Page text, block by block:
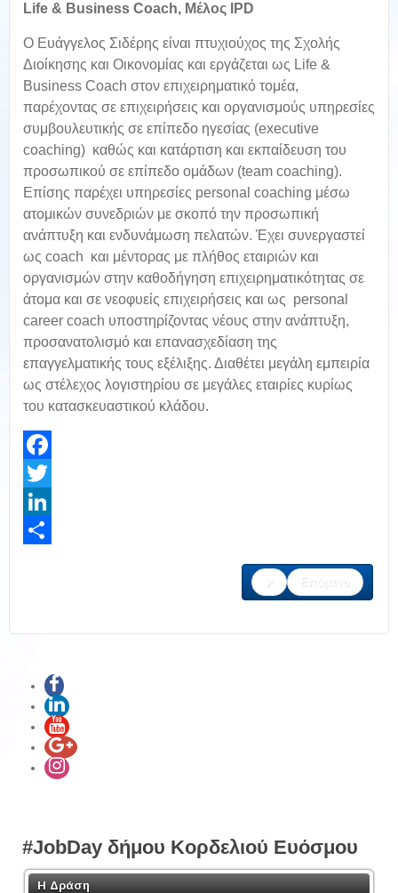
Life & Business Coach, Μέλος IPD
Ο Ευάγγελος Σιδέρης είναι πτυχιούχος της Σχολής
Διοίκησης και Οικονομίας και εργάζεται ως Life &
Business Coach στον επιχειρηματικό τομέα,
παρέχοντας σε επιχειρήσεις και οργανισμούς υπηρεσίες
συμβουλευτικής σε επίπεδο ηγεσίας (executive
coaching) καθώς και κατάρτιση και εκπαίδευση του
προσωπικού σε επίπεδο ομάδων (team coaching).
Επίσης παρέχει υπηρεσίες personal coaching μέσω
ατομικών συνεδριών με σκοπό την προσωπική
ανάπτυξη και ενδυνάμωση πελατών. Έχει συνεργαστεί
ως coach και μέντορας με πλήθος εταιριών και
οργανισμών στην καθοδήγηση επιχειρηματικότητας σε
άτομα και σε νεοφυείς επιχειρήσεις και ως personal
career coach υποστηρίζοντας νέους στην ανάπτυξη,
προσανατολισμό και επανασχεδίαση της
επαγγελματικής τους εξέλιξης. Διαθέτει μεγάλη εμπειρία
ως στέλεχος λογιστηρίου σε μεγάλες εταιρίες κυρίως
του κατασκευαστικού κλάδου.
Facebook
Twitter
LinkedIn
Επόμενο
#JobDay δήμου Κορδελιού Ευόσμου
Η Δράση